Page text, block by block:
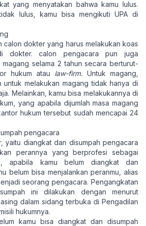
yang menyatakan bahwa kamu lulus.
lulus, kamu bisa mengikuti UPA di
calon dokter yang harus melakukan koas
dokter. calon pengacara pun juga
magang selama 2 tahun secara berturut-
hukum atau law-firm. Untuk magang,
untuk melakukan magang tidak hanya di
Melainkan, kamu bisa melakukannya di
yang apabila dijumlah masa magang
hukum tersebut sudah mencapai 24
pengacara
yaitu diangkat dan disumpah pengacara
perannya yang berprofesi sebagai
apabila kamu belum diangkat dan
belum bisa menjalankan peranmu, alias
seorang pengacara. Pengangkatan
ini dilakukan dengan menurut
dalam sidang terbuka di Pengadilan
hukumnya.
kamu bisa diangkat dan disumpah